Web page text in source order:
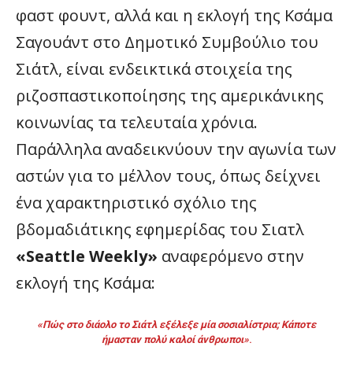
φαστ φουντ, αλλά και η εκλογή της Κσάμα
Σαγουάντ στο Δημοτικό Συμβούλιο του
Σιάτλ, είναι ενδεικτικά στοιχεία της
ριζοσπαστικοποίησης της αμερικάνικης
κοινωνίας τα τελευταία χρόνια.
Παράλληλα αναδεικνύουν την αγωνία των
αστών για το μέλλον τους, όπως δείχνει
ένα χαρακτηριστικό σχόλιο της
βδομαδιάτικης εφημερίδας του Σιατλ
«Seattle Weekly» αναφερόμενο στην
εκλογή της Κσάμα:
«Πώς στο διάολο το Σιάτλ εξέλεξε μία σοσιαλίστρια; Κάποτε
ήμασταν πολύ καλοί άνθρωποι».